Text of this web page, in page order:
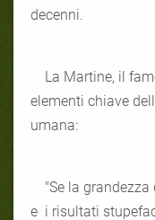
decenni.
La Martine, il
elementi chiave
umana:
"Se la
e i risultati